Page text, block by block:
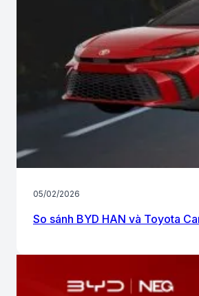
05/02/2026
So sánh BYD HAN và Toyota